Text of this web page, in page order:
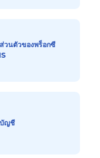
วนตัวของพร็อกซี
บัญชี